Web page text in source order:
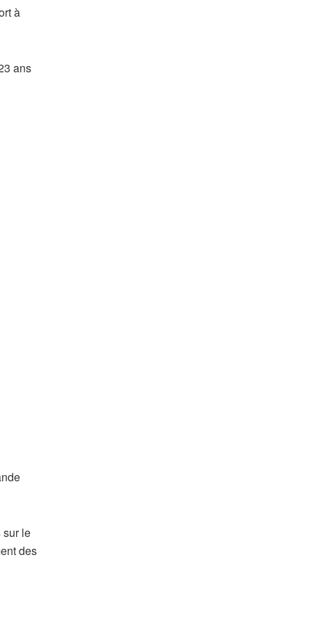
à
ans
sur le
des